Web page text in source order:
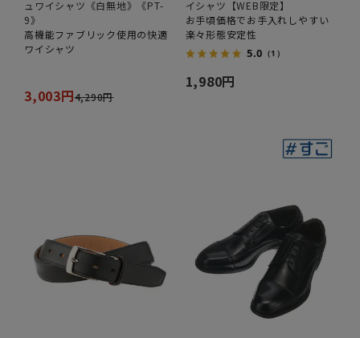
ュワイシャツ《白無地》《PT-
9》
高機能ファブリック使用の快適
ワイシャツ
3,003円4,290円
イシャツ【WEB限定】
お手頃価格でお手入れしやすい
楽々形態安定性
5.0 （1）
1,980円